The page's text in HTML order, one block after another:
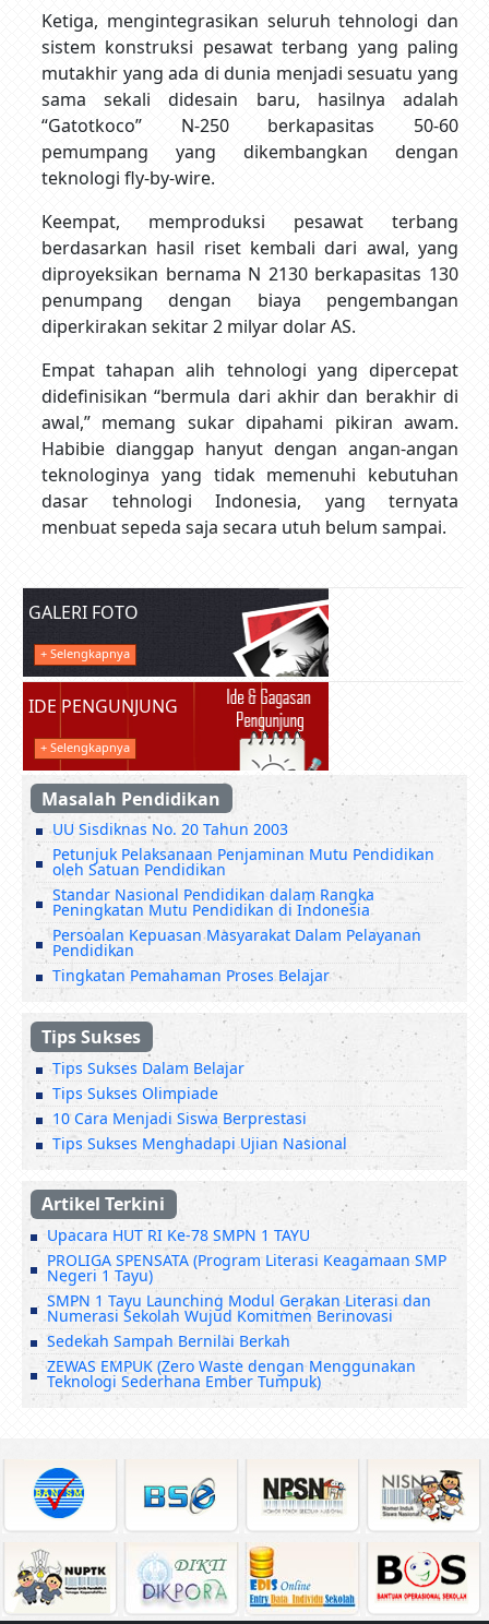
GALERI FOTO
+ Selengkapnya
IDE PENGUNJUNG
+ Selengkapnya
Masalah Pendidikan
UU Sisdiknas No. 20 Tahun 2003
Petunjuk Pelaksanaan Penjaminan Mutu Pendidikan
oleh Satuan Pendidikan
Standar Nasional Pendidikan dalam Rangka
Peningkatan Mutu Pendidikan di Indonesia
Persoalan Kepuasan Masyarakat Dalam Pelayanan
Pendidikan
Tingkatan Pemahaman Proses Belajar
Tips Sukses
Tips Sukses Dalam Belajar
Tips Sukses Olimpiade
10 Cara Menjadi Siswa Berprestasi
Tips Sukses Menghadapi Ujian Nasional
Artikel Terkini
Upacara HUT RI Ke-78 SMPN 1 TAYU
PROLIGA SPENSATA (Program Literasi Keagamaan SMP
Negeri 1 Tayu)
SMPN 1 Tayu Launching Modul Gerakan Literasi dan
Numerasi Sekolah Wujud Komitmen Berinovasi
Sedekah Sampah Bernilai Berkah
ZEWAS EMPUK (Zero Waste dengan Menggunakan
Teknologi Sederhana Ember Tumpuk)
Ketiga, mengintegrasikan seluruh tehnologi dan
sistem konstruksi pesawat terbang yang paling
mutakhir yang ada di dunia menjadi sesuatu yang
sama sekali didesain baru, hasilnya adalah
“Gatotkoco” N-250 berkapasitas 50-60
pemumpang yang dikembangkan dengan
teknologi fly-by-wire.
Keempat, memproduksi pesawat terbang
berdasarkan hasil riset kembali dari awal, yang
diproyeksikan bernama N 2130 berkapasitas 130
penumpang dengan biaya pengembangan
diperkirakan sekitar 2 milyar dolar AS.
Empat tahapan alih tehnologi yang dipercepat
didefinisikan “bermula dari akhir dan berakhir di
awal,” memang sukar dipahami pikiran awam.
Habibie dianggap hanyut dengan angan-angan
teknologinya yang tidak memenuhi kebutuhan
dasar tehnologi Indonesia, yang ternyata
menbuat sepeda saja secara utuh belum sampai.